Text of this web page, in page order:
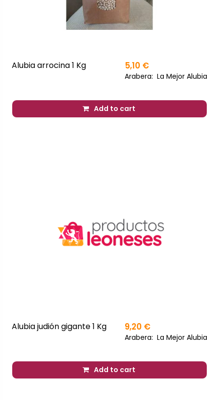
Alubia arrocina 1 Kg 5,10 €
Arabera: La Mejor Alubia
Add to cart
Alubia judión gigante 1 Kg 9,20 €
Arabera: La Mejor Alubia
Add to cart